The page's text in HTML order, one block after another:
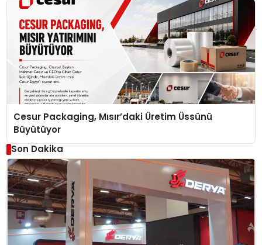
Cesur Packaging, Mısır’daki Üretim Üssünü
Büyütüyor
Son Dakika